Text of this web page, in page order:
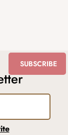
SUBSCRIBE